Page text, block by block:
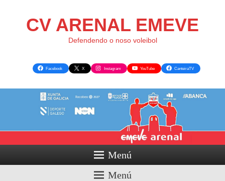
CV ARENAL EMEVE
Defendendo o noso voleibol
Facebook X Instagram YouTube CanteiraTV
Menú
Menú